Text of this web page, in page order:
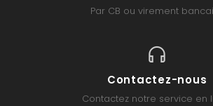
Par CB ou virement
Contactez-nous
Contactez notre service en